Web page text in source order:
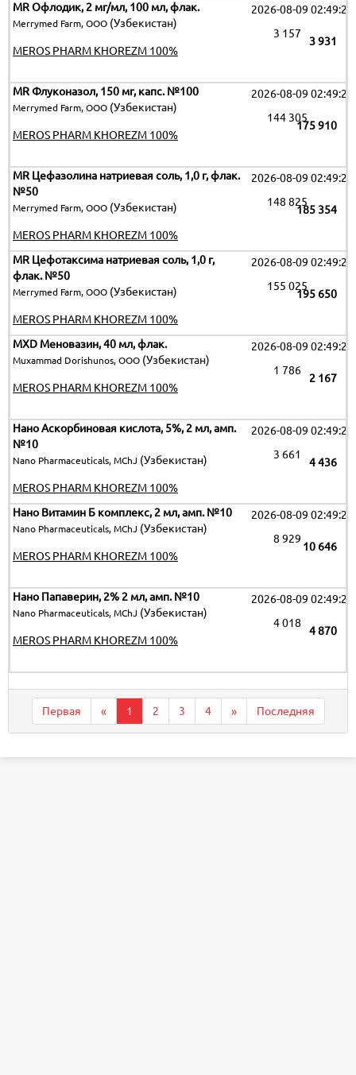
MR Офлодик, 2 мг/мл, 100 мл, флак.
Merrymed Farm, ООО (Узбекистан)
2026-08-09 02:49:25
3 931
3 157
MEROS PHARM KHOREZM 100%
MR Флуконазол, 150 мг, капс. №100
Merrymed Farm, ООО (Узбекистан)
2026-08-09 02:49:25
175 910
144 305
MEROS PHARM KHOREZM 100%
MR Цефазолина натриевая соль, 1,0 г, флак.
№50
Merrymed Farm, ООО (Узбекистан)
2026-08-09 02:49:25
185 354
148 825
MEROS PHARM KHOREZM 100%
MR Цефотаксима натриевая соль, 1,0 г,
флак. №50
Merrymed Farm, ООО (Узбекистан)
2026-08-09 02:49:25
195 650
155 025
MEROS PHARM KHOREZM 100%
MXD Меновазин, 40 мл, флак.
Muxammad Dorishunos, OOO (Узбекистан)
2026-08-09 02:49:25
2 167
1 786
MEROS PHARM KHOREZM 100%
Нано Аскорбиновая кислота, 5%, 2 мл, амп.
№10
Nano Pharmaceuticals, MChJ (Узбекистан)
2026-08-09 02:49:25
4 436
3 661
MEROS PHARM KHOREZM 100%
Нано Витамин Б комплекс, 2 мл, амп. №10
Nano Pharmaceuticals, MChJ (Узбекистан)
2026-08-09 02:49:25
10 646
8 929
MEROS PHARM KHOREZM 100%
Нано Папаверин, 2% 2 мл, амп. №10
Nano Pharmaceuticals, MChJ (Узбекистан)
2026-08-09 02:49:25
4 870
4 018
MEROS PHARM KHOREZM 100%
Первая « 1 2 3 4 » Последняя